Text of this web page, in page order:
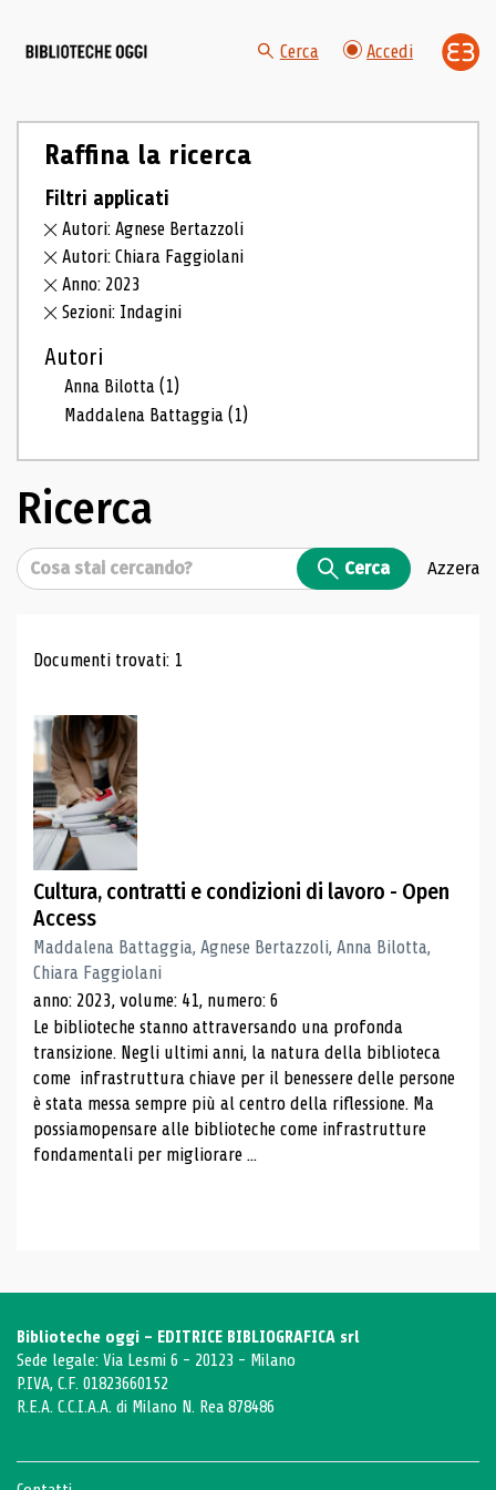
Cerca Accedi
Raffina la ricerca
Filtri applicati
Autori: Agnese Bertazzoli
Autori: Chiara Faggiolani
Anno: 2023
Sezioni: Indagini
Autori
Anna Bilotta(1)
Maddalena Battaggia(1)
Ricerca
Cerca Cerca Azzera
Risultati di ricerca
Documenti trovati: 1
Cultura, contratti e condizioni di lavoro - Open
Access
Maddalena Battaggia, Agnese Bertazzoli, Anna Bilotta,
Chiara Faggiolani
anno: 2023, volume: 41, numero: 6
Le biblioteche stanno attraversando una profonda
transizione. Negli ultimi anni, la natura della biblioteca
come infrastruttura chiave per il benessere delle persone
è stata messa sempre più al centro della riflessione. Ma
possiamopensare alle biblioteche come infrastrutture
fondamentali per migliorare ...
Biblioteche oggi - EDITRICE BIBLIOGRAFICA srl
Sede legale: Via Lesmi 6 - 20123 - Milano
P.IVA, C.F. 01823660152
R.E.A. C.C.I.A.A. di Milano N. Rea 878486